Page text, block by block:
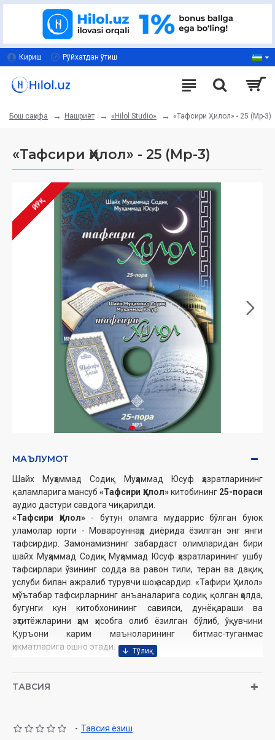
Кириш Рўйхатдан ўтиш
Бош саҳифа Нашриёт «Hilol Studio» «Тафсири Ҳилол» - 25 (Мp-3)
«Тафсири Ҳилол» - 25 (Мp-3)
ЙЎҚ
МАЪЛУМОТ
Шайх Муҳаммад Содиқ Муҳаммад Юсуф ҳазратларининг
қаламларига мансуб«Тафсири Ҳилол»китобининг 25-пораси
аудио дастури савдога чиқарилди.
«Тафсири Ҳилол»- бутун оламга мударрис бўлган буюк
уламолар юрти - Мовароуннаҳр диёрида ёзилган энг янги
тафсирдир. Замонамизнинг забардаст олимларидан бири
шайх Муҳаммад Содиқ Муҳаммад Юсуф ҳазратларининг ушбу
тафсирлари ўзининг содда ва равон тили, теран ва дақиқ
услуби билан ажралиб турувчи шоҳ асардир. «Тафири Ҳилол»
мўътабар тафсирларнинг анъаналарига содиқ қолган ҳолда,
бугунги кун китобхонининг савияси, дунёқараши ва
эҳтитёжларини ҳам ҳисобга олиб ёзилган бўлиб, ўқувчини
Қуръони карим маъноларининг битмас-туганмас
ҳикматларига ошно этади.
Муаллиф:
Ҳажми:698 дақиқа
ТАВСИЯ
- Тавсия ёзиш